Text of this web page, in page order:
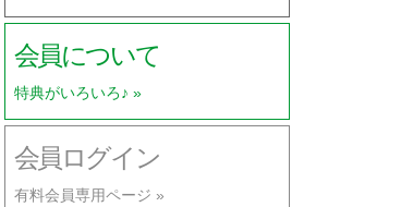
会員について
特典がいろいろ♪ »
会員ログイン
有料会員専用ページ »